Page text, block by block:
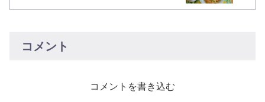
コメント
コメントを書き込む